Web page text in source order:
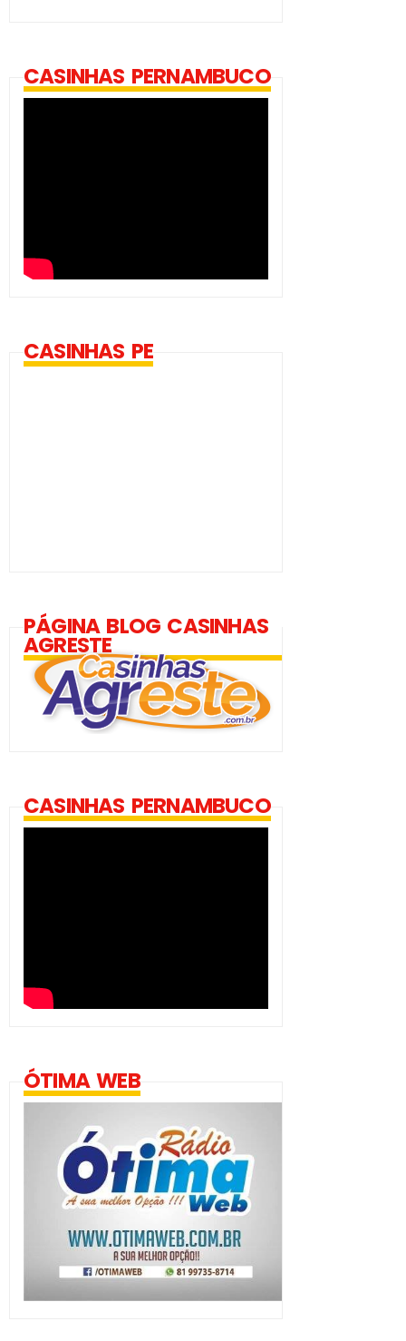
CASINHAS PERNAMBUCO
CASINHAS PE
PÁGINA BLOG CASINHAS
AGRESTE
CASINHAS PERNAMBUCO
ÓTIMA WEB